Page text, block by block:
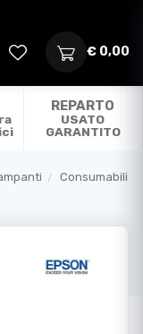
€ 0,00
REPARTO
USATO
GARANTITO
Consumabili